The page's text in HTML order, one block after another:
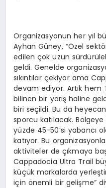
Organizasyonun her yıl
Ayhan Güney, “Özel
edilen çok uzun
geldi. Genelde
sıkıntılar çekiyor ama
devam ediyor. Artık hem
bilinen bir yarış haline
biri seçildi. Bu da
sporcu katılacak.
yüzde 45-50’si yabancı
katıyor. Bu
aktiviteler de çıkmaya
Cappadocia Ultra Trail
küçük markalarda
için önemli bir gelişme”